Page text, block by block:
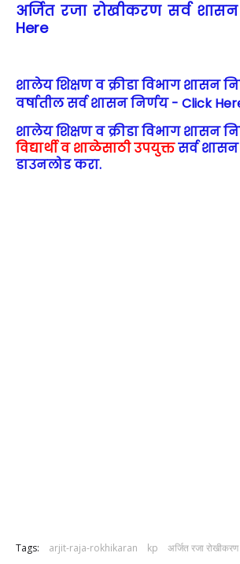
अर्जित रजा रोखीकरण सर्व
Here
शालेय शिक्षण व क्रीडा विभाग शासन
वर्षातील सर्व शासन निर्णय - Click
शालेय शिक्षण व क्रीडा विभाग शासन
विद्यार्थी व शाळेसाठी उपयुक्तसर्व शासन
डाउनलोड करा.
Tags: arjit-raja-rokhikaran kp अर्जित रजा रोखीकरण